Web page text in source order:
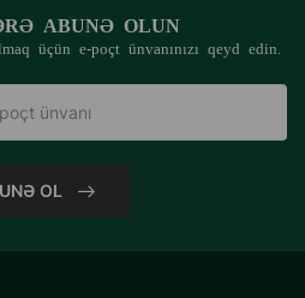
ABUNƏ OLUN
üçün e-poçt ünvanınızı qeyd edin.
OL